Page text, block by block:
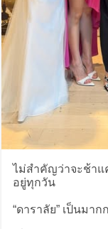
ไม่สำคัญว่าจะช้าแ
อยู่ทุกวัน
“ดาราลัย” เป็นมา